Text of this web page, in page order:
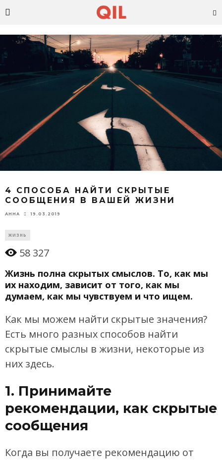
4 СПОСОБА НАЙТИ СКРЫТЫЕ
СООБЩЕНИЯ В ВАШЕЙ ЖИЗНИ
АННА 19.03.2019
ЖИЗНЬ
58 327
Жизнь полна скрытых смыслов. То, как мы
их находим, зависит от того, как мы
думаем, как мы чувствуем и что ищем.
Как мы можем найти скрытые значения?
Есть много разных способов найти
скрытые смыслы в жизни, некоторые из
них здесь.
1. Принимайте
рекомендации, как скрытые
сообщения
Когда вы получаете рекомендацию от